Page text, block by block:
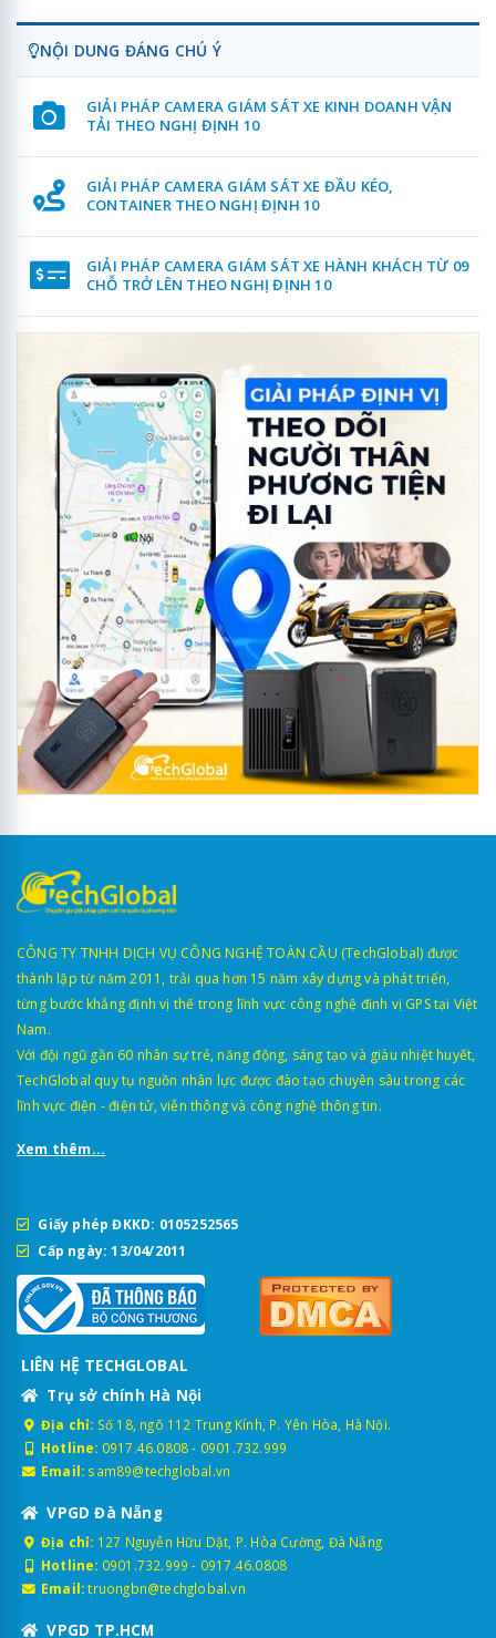
NỘI DUNG ĐÁNG CHÚ Ý
GIẢI PHÁP CAMERA GIÁM SÁT XE KINH DOANH VẬN
TẢI THEO NGHỊ ĐỊNH 10
GIẢI PHÁP CAMERA GIÁM SÁT XE ĐẦU KÉO,
CONTAINER THEO NGHỊ ĐỊNH 10
GIẢI PHÁP CAMERA GIÁM SÁT XE HÀNH KHÁCH TỪ 09
CHỖ TRỞ LÊN THEO NGHỊ ĐỊNH 10
CÔNG TY TNHH DỊCH VỤ CÔNG NGHỆ TOÀN CẦU (TechGlobal) được
thành lập từ năm 2011, trải qua hơn 15 năm xây dựng và phát triển,
từng bước khẳng định vị thế trong lĩnh vực công nghệ định vị GPS tại Việt
Nam.
Với đội ngũ gần 60 nhân sự trẻ, năng động, sáng tạo và giàu nhiệt huyết,
TechGlobal quy tụ nguồn nhân lực được đào tạo chuyên sâu trong các
lĩnh vực điện - điện tử, viễn thông và công nghệ thông tin.
Xem thêm...
Giấy phép ĐKKD: 0105252565
Cấp ngày: 13/04/2011
LIÊN HỆ TECHGLOBAL
Trụ sở chính Hà Nội
Địa chỉ: Số 18, ngõ 112 Trung Kính, P. Yên Hòa, Hà Nội.
Hotline: 0917.46.0808- 0901.732.999
Email: sam89@techglobal.vn
VPGD Đà Nẵng
Địa chỉ: 127 Nguyễn Hữu Dật, P. Hòa Cường, Đà Nẵng
Hotline: 0901.732.999 - 0917.46.0808
Email: truongbn@techglobal.vn
VPGD TP.HCM